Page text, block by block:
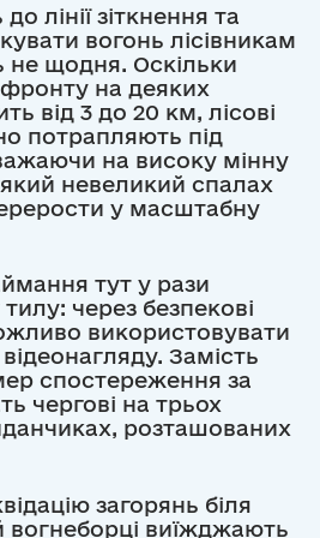
лінії зіткнення та
вогонь лісівникам
не щодня. Оскільки
фронту на деяких
від 3 до 20 км, лісові
потрапляють під
на високу мінну
невеликий спалах
у масштабну
тут у рази
через безпекові
використовувати
Замість
спостереження за
чергові на трьох
розташованих
загорянь біля
вогнеборці виїжджають